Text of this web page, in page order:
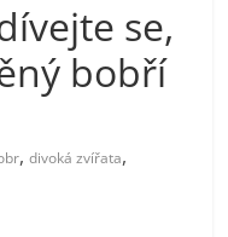
se,
bobří
,divoká zvířata,